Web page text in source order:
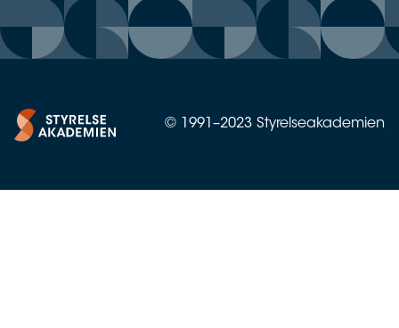
© 1991–2023 Styrelseakademien